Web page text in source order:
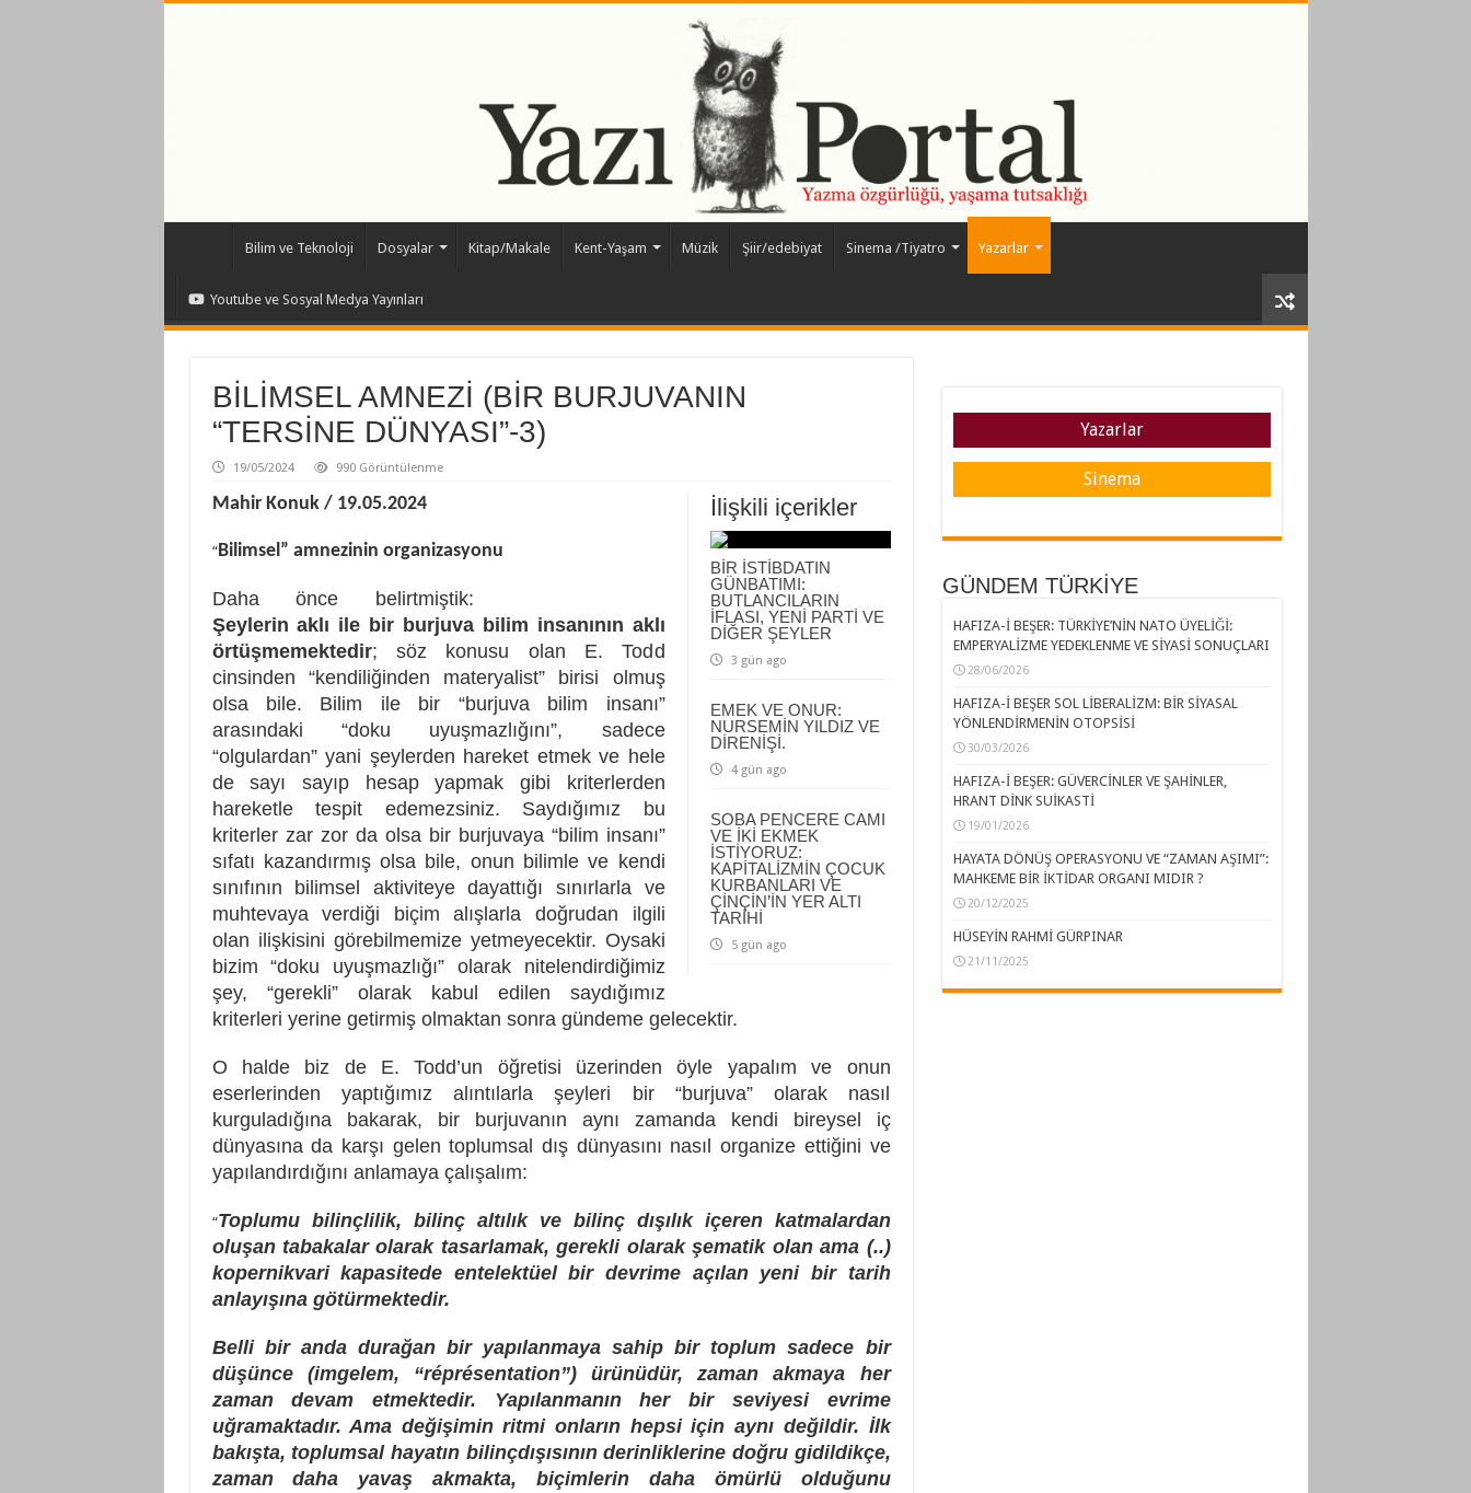
Bilim ve Teknoloji Dosyalar Kitap/Makale Kent-Yaşam Müzik Şiir/edebiyat Sinema /Tiyatro Yazarlar
Youtube ve Sosyal Medya Yayınları
BİLİMSEL AMNEZİ (BİR BURJUVANIN
“TERSİNE DÜNYASI”-3)
19/05/2024 990 Görüntülenme
İlişkili içerikler
BİR İSTİBDATIN
GÜNBATIMI:
BUTLANCILARIN
İFLASI, YENİ PARTİ VE
DİĞER ŞEYLER
3 gün ago
EMEK VE ONUR:
NURSEMİN YILDIZ VE
DİRENİŞİ.
4 gün ago
SOBA PENCERE CAMI
VE İKİ EKMEK
İSTİYORUZ:
KAPİTALİZMİN ÇOCUK
KURBANLARI VE
ÇİNÇİN’İN YER ALTI
TARİHİ
5 gün ago
Mahir Konuk / 19.05.2024
“Bilimsel” amnezinin organizasyonu
Daha önce belirtmiştik:
Şeylerin aklı ile bir burjuva bilim insanının aklı
örtüşmemektedir; söz konusu olan E. Todd
cinsinden “kendiliğinden materyalist” birisi olmuş
olsa bile. Bilim ile bir “burjuva bilim insanı”
arasındaki “doku uyuşmazlığını”, sadece
“olgulardan” yani şeylerden hareket etmek ve hele
de sayı sayıp hesap yapmak gibi kriterlerden
hareketle tespit edemezsiniz. Saydığımız bu
kriterler zar zor da olsa bir burjuvaya “bilim insanı”
sıfatı kazandırmış olsa bile, onun bilimle ve kendi
sınıfının bilimsel aktiviteye dayattığı sınırlarla ve
muhtevaya verdiği biçim alışlarla doğrudan ilgili
olan ilişkisini görebilmemize yetmeyecektir. Oysaki
bizim “doku uyuşmazlığı” olarak nitelendirdiğimiz
şey, “gerekli” olarak kabul edilen saydığımız
kriterleri yerine getirmiş olmaktan sonra gündeme gelecektir.
O halde biz de E. Todd’un öğretisi üzerinden öyle yapalım ve onun
eserlerinden yaptığımız alıntılarla şeyleri bir “burjuva” olarak nasıl
kurguladığına bakarak, bir burjuvanın aynı zamanda kendi bireysel iç
dünyasına da karşı gelen toplumsal dış dünyasını nasıl organize ettiğini ve
yapılandırdığını anlamaya çalışalım:
“Toplumu bilinçlilik, bilinç altılık ve bilinç dışılık içeren katmalardan
oluşan tabakalar olarak tasarlamak, gerekli olarak şematik olan ama (..)
kopernikvari kapasitede entelektüel bir devrime açılan yeni bir tarih
anlayışına götürmektedir.
Belli bir anda durağan bir yapılanmaya sahip bir toplum sadece bir
düşünce (imgelem, “réprésentation”) ürünüdür, zaman akmaya her
zaman devam etmektedir. Yapılanmanın her bir seviyesi evrime
uğramaktadır. Ama değişimin ritmi onların hepsi için aynı değildir. İlk
bakışta, toplumsal hayatın bilinçdışısının derinliklerine doğru gidildikçe,
zaman daha yavaş akmakta, biçimlerin daha ömürlü olduğunu
Yazarlar
Sinema
GÜNDEM TÜRKİYE
HAFIZA-İ BEŞER: TÜRKİYE’NİN NATO ÜYELİĞİ:
EMPERYALİZME YEDEKLENME VE SİYASİ SONUÇLARI
28/06/2026
HAFIZA-İ BEŞER SOL LİBERALİZM: BİR SİYASAL
YÖNLENDİRMENİN OTOPSİSİ
30/03/2026
HAFIZA-İ BEŞER: GÜVERCİNLER VE ŞAHİNLER,
HRANT DİNK SUİKASTİ
19/01/2026
HAYATA DÖNÜŞ OPERASYONU VE “ZAMAN AŞIMI”:
MAHKEME BİR İKTİDAR ORGANI MIDIR ?
20/12/2025
HÜSEYİN RAHMİ GÜRPINAR
21/11/2025